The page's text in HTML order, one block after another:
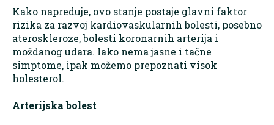
Kako napreduje, ovo stanje postaje glavni faktor
rizika za razvoj kardiovaskularnih bolesti, posebno
ateroskleroze, bolesti koronarnih arterija i
moždanog udara. Iako nema jasne i tačne
simptome, ipak možemo prepoznati visok
holesterol.
Arterijska bolest